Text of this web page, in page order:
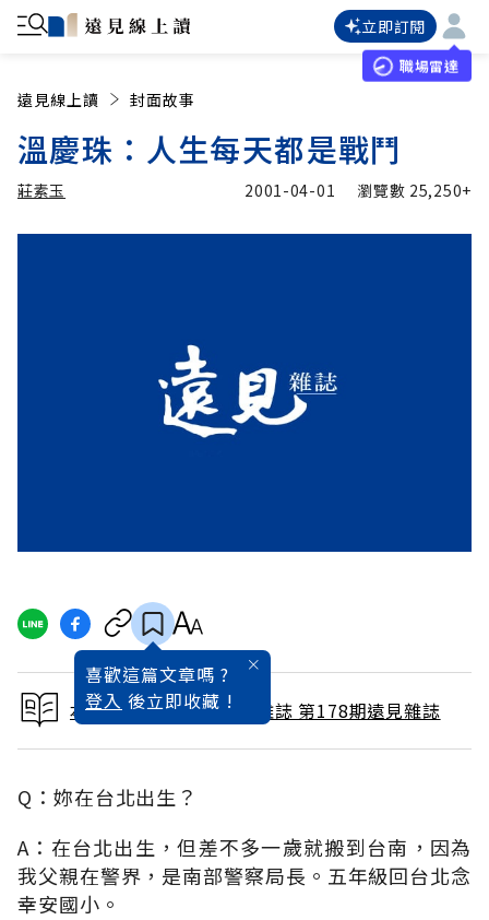
立即訂閱
職場雷達
遠見線上讀 封面故事
溫慶珠：人生每天都是戰鬥
莊素玉 2001-04-01 瀏覽數 25,250+
喜歡這篇文章嗎 ?
登入 後立即收藏 !
本文出自 2001 / 4月號雜誌 第178期遠見雜誌
Q：妳在台北出生？
A：在台北出生，但差不多一歲就搬到台南，因為
我父親在警界，是南部警察局長。五年級回台北念
幸安國小。